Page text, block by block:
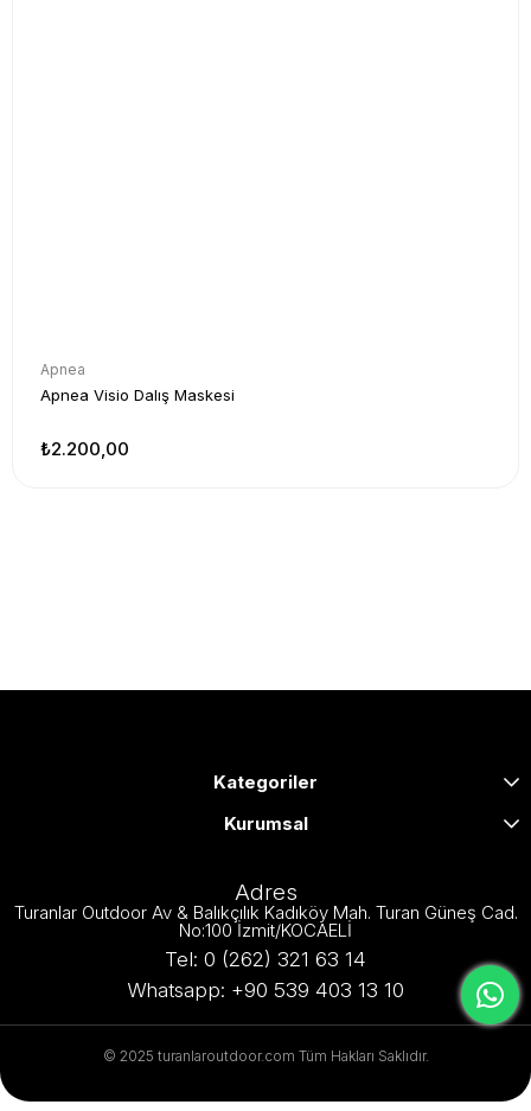
Apnea
Apnea Visio Dalış Maskesi
₺2.200,00
Kategoriler
Kurumsal
Adres
Turanlar Outdoor Av & Balıkçılık Kadıköy Mah. Turan Güneş Cad.
No:100 İzmit/KOCAELİ
Tel: 0 (262) 321 63 14
Whatsapp: +90 539 403 13 10
© 2025 turanlaroutdoor.com Tüm Hakları Saklıdır.